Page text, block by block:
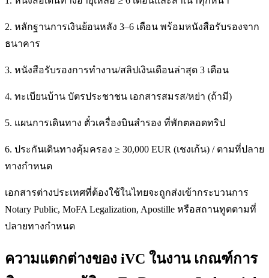
2. หลักฐานการเงินย้อนหลัง 3–6 เดือน พร้อมหนังสือรับรองจาก
ธนาคาร
3. หนังสือรับรองการทำงาน/สลิปเงินเดือนล่าสุด 3 เดือน
4. ทะเบียนบ้าน บัตรประชาชน เอกสารสมรส/หย่า (ถ้ามี)
5. แผนการเดินทาง ตั๋วเครื่องบินสำรอง ที่พักตลอดทริป
6. ประกันเดินทางคุ้มครอง ≥ 30,000 EUR (เชงเก้น) / ตามที่ปลาย
ทางกำหนด
เอกสารต่างประเทศที่ต้องใช้ในไทยจะถูกส่งเข้ากระบวนการ
Notary Public, MoFA Legalization, Apostille หรือสถานทูตตามที่
ปลายทางกำหนด
ความแตกต่างของ iVC ในงาน เกณฑ์การ